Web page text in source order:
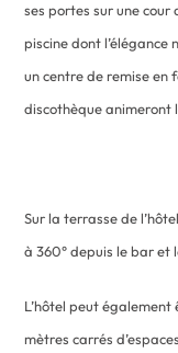
ses portes sur une
piscine dont l’élégance
un centre de remise en
discothèque animeront
Sur la terrasse de
à 360° depuis le bar et
L’hôtel peut
mètres carrés